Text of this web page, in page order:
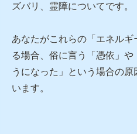
ズバリ、霊障についてです。
あなたがこれらの「エネルギ
る場合、俗に言う「憑依」
うになった」という場合の
います。